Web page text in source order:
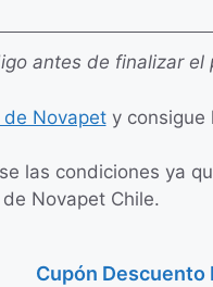
antes de finalizar el
Novapety consigue
las condiciones ya
Novapet Chile.
Cupón Descuento